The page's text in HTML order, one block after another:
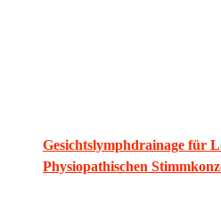
Gesichtslymphdrainage für
Physiopathischen